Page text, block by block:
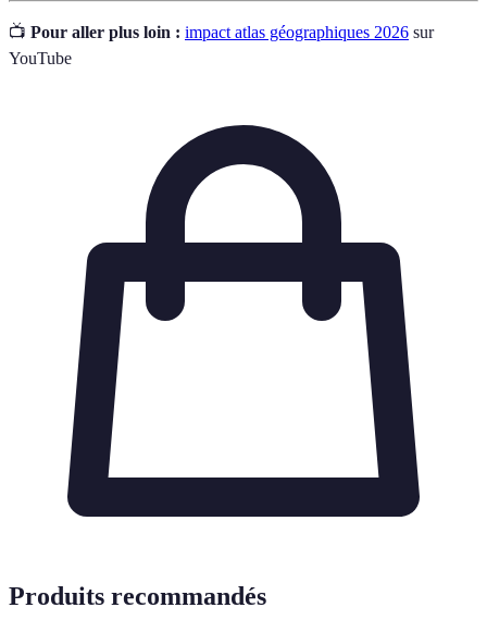
📺 Pour aller plus loin : impact atlas géographiques 2026 sur
YouTube
Produits recommandés